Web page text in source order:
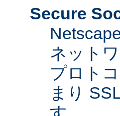
Secure
ネット
プロト
まり